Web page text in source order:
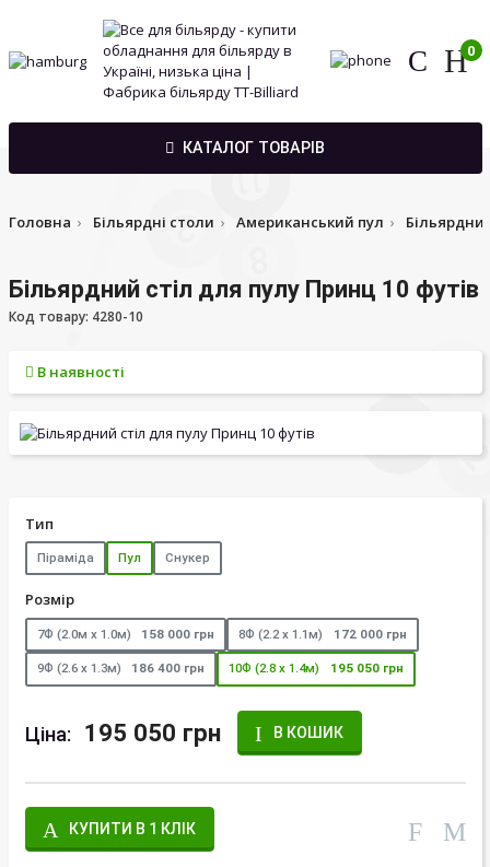
0
КАТАЛОГ ТОВАРІВ
Головна Більярдні столи Американський пул
Більярдний стіл для пулу Принц 10 футів
Код товару: 4280-10
В наявності
Тип
Піраміда Пул Снукер
Розмір
7Ф (2.0м х 1.0м) 158 000 грн 8Ф (2.2 х 1.1м) 172 000 грн
9Ф (2.6 х 1.3м) 186 400 грн 10Ф (2.8 х 1.4м) 195 050 грн
Ціна: 195 050 грн В КОШИК
КУПИТИ В 1 КЛІК